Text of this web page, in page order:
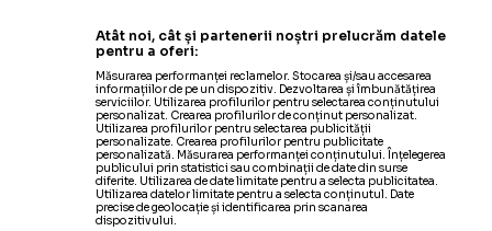
Atât noi, cât și partenerii noștri prelucrăm datele
pentru a oferi:
Măsurarea performanței reclamelor. Stocarea și/sau accesarea
informațiilor de pe un dispozitiv. Dezvoltarea și îmbunătățirea
serviciilor. Utilizarea profilurilor pentru selectarea conținutului
personalizat. Crearea profilurilor de conținut personalizat.
Utilizarea profilurilor pentru selectarea publicității
personalizate. Crearea profilurilor pentru publicitate
personalizată. Măsurarea performanței conținutului. Înțelegerea
publicului prin statistici sau combinații de date din surse
diferite. Utilizarea de date limitate pentru a selecta publicitatea.
Utilizarea datelor limitate pentru a selecta conținutul. Date
precise de geolocație și identificarea prin scanarea
dispozitivului.